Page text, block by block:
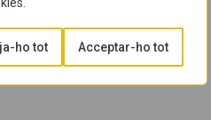
ho tot Acceptar-ho tot